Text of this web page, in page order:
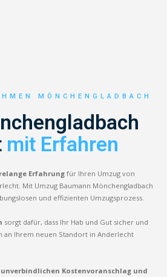
MÖNCHENGLADBACH
mit Erfahren
Erfahrung für Ihren Umzug von
Mit Umzug Baumann Mönchengladbach
und effizienten Umzugsprozess.
sorgt dafür, dass Ihr Hab und Gut sicher und
an Ihrem neuen Standort in Anderlecht
Kostenvoranschlag und